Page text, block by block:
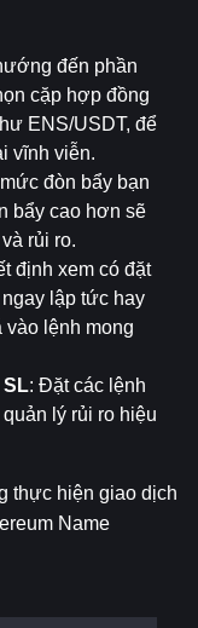
đến phần
cặp hợp đồng
ENS/USDT, để
vĩnh viễn.
đòn bẩy bạn
bẩy cao hơn sẽ
rủi ro.
định xem có đặt
lập tức hay
vào lệnh mong
SL: Đặt các lệnh
lý rủi ro hiệu
thực hiện giao dịch
Name